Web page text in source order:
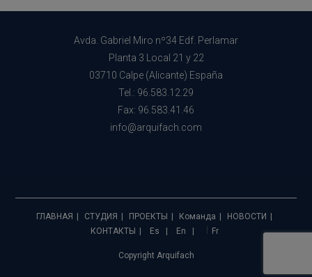
Avda. Gabriel Miro nº34 Edf. Perlamar
Planta 3 Local 21 y 22
03710 Calpe (Alicante) España
Tel.: 96.583.12.29
Fax: 96.583.41.46
info@arquifach.com
ГЛАВНАЯ СТУДИЯ ПРОЕКТЫ Команда
НОВОСТИ
КОНТАКТЫ
Es En Fr
Copyright Arquifach